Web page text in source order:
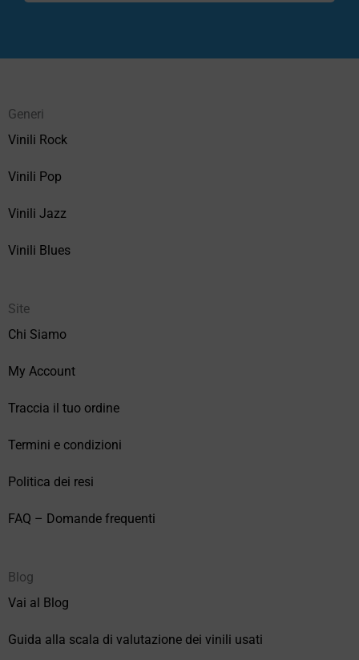
Generi
Vinili Rock
Vinili Pop
Vinili Jazz
Vinili Blues
Site
Chi Siamo
My Account
Traccia il tuo ordine
Termini e condizioni
Politica dei resi
FAQ – Domande frequenti
Blog
Vai al Blog
Guida alla scala di valutazione dei vinili usati